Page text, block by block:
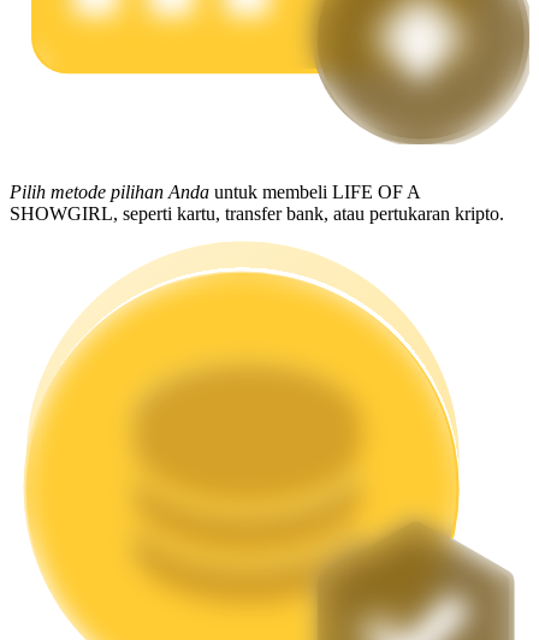
Pengembalian tinggi & akses instan
Pilih metode pilihan Anda untuk membeli LIFE OF A
SHOWGIRL, seperti kartu, transfer bank, atau pertukaran kripto.